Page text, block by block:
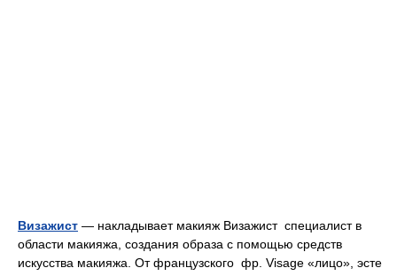
Визажист — накладывает макияж Визажист специалист в
области макияжа, создания образа с помощью средств
искусства макияжа. От французского фр. Visage «лицо», эсте